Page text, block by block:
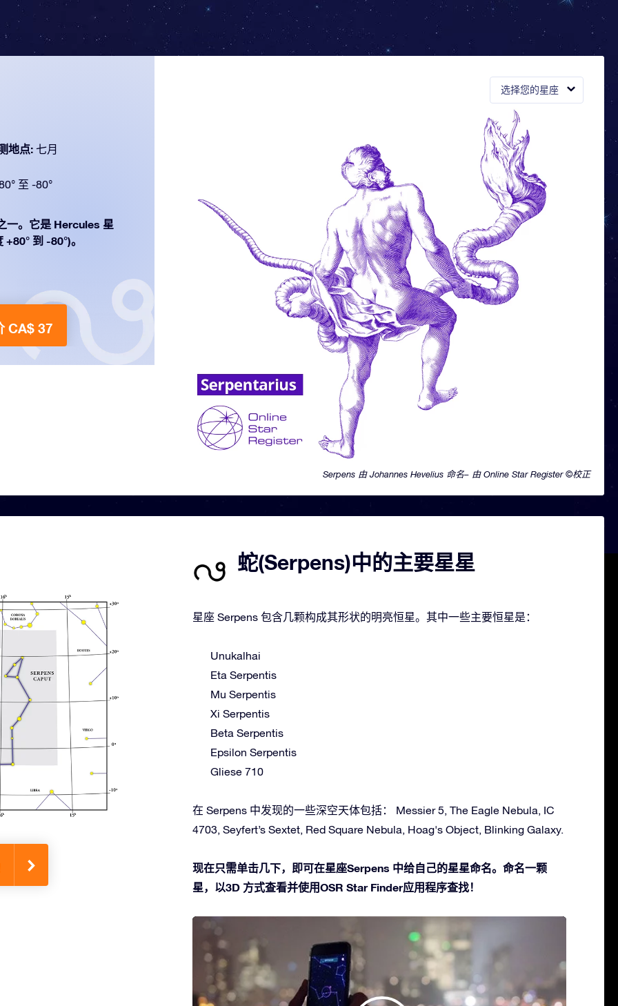
选择您的星座
Serpens 由 Johannes Hevelius 命名– 由 Online Star Register ©校正
地点: 七月
至 -80°
一。它是 Hercules 星
到 -80°)。
CA$ 37
蛇(Serpens)中的主要星星
星座 Serpens 包含几颗构成其形状的明亮恒星。其中一些主要恒星是：
Unukalhai
Eta Serpentis
Mu Serpentis
Xi Serpentis
Beta Serpentis
Epsilon Serpentis
Gliese 710
在 Serpens 中发现的一些深空天体包括： Messier 5, The Eagle Nebula, IC
4703, Seyfert’s Sextet, Red Square Nebula, Hoag's Object, Blinking Galaxy.
现在只需单击几下，即可在星座Serpens 中给自己的星星命名。命名一颗
星，以3D 方式查看并使用OSR Star Finder应用程序查找！